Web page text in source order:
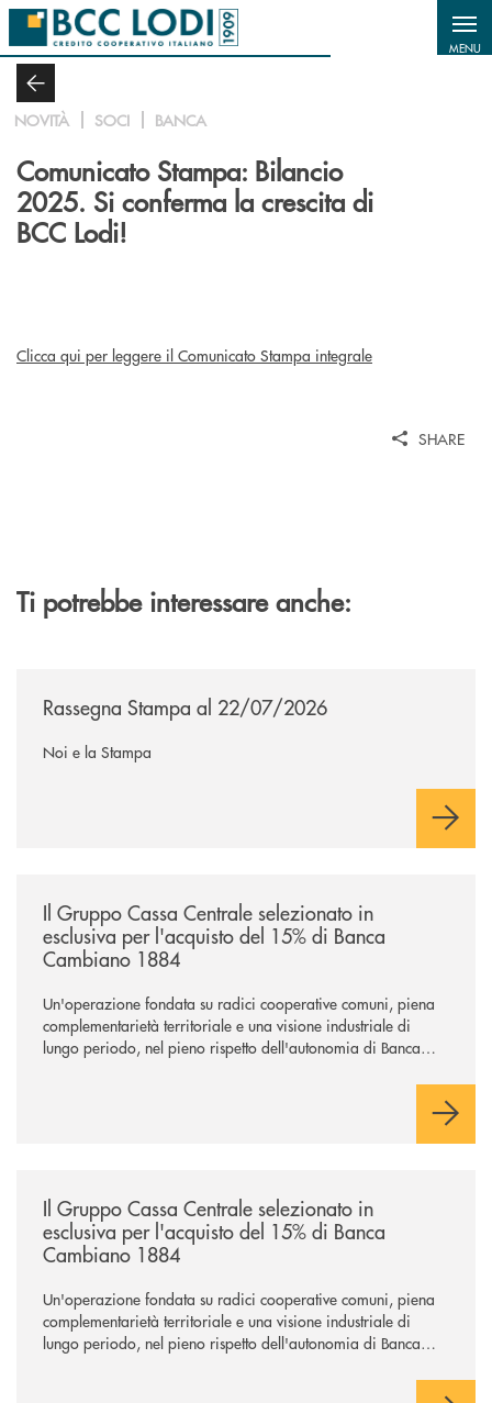
Salta al contenuto principale
MENU
NOVITÀ SOCI BANCA
Comunicato Stampa: Bilancio
2025. Si conferma la crescita di
BCC Lodi!
Clicca qui per leggere il Comunicato Stampa integrale
SHARE
Ti potrebbe interessare anche:
Rassegna Stampa al 22/07/2026
Noi e la Stampa
Il Gruppo Cassa Centrale selezionato in
esclusiva per l'acquisto del 15% di Banca
Cambiano 1884
Un'operazione fondata su radici cooperative comuni, piena
complementarietà territoriale e una visione industriale di
lungo periodo, nel pieno rispetto dell'autonomia di Banca
negoziazione esclusiva per la finalizzazione dell’operazione.
Il Gruppo Cassa Centrale selezionato in
esclusiva per l'acquisto del 15% di Banca
Cambiano 1884
Un'operazione fondata su radici cooperative comuni, piena
complementarietà territoriale e una visione industriale di
lungo periodo, nel pieno rispetto dell'autonomia di Banca
negoziazione esclusiva per la finalizzazione dell’operazione.